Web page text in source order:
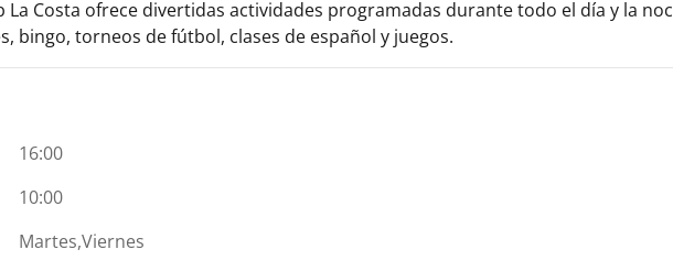
Costa ofrece divertidas actividades programadas durante todo el día y la
bingo, torneos de fútbol, clases de español y juegos.
16:00
10:00
Martes,Viernes